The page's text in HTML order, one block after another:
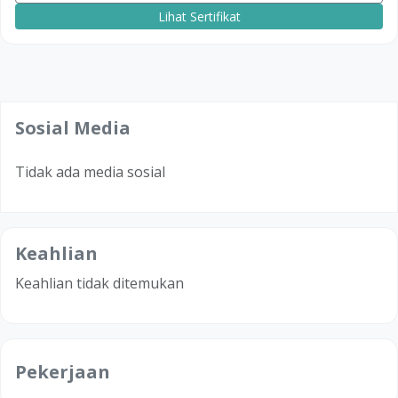
Lihat Sertifikat
Sosial Media
Tidak ada media sosial
Keahlian
Keahlian tidak ditemukan
Pekerjaan